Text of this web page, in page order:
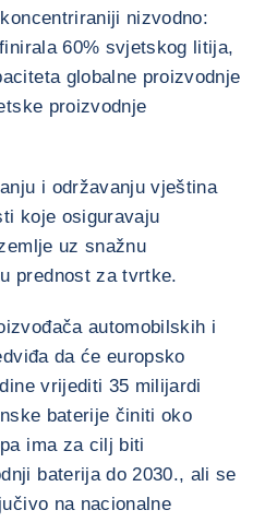
nizvodno:
60% svjetskog litija,
globalne proizvodnje
proizvodnje
i održavanju vještina
koje osiguravaju
uz snažnu
prednost za tvrtke.
automobilskih i
da će europsko
vrijediti 35 milijardi
baterije činiti oko
ima za cilj biti
baterija do 2030., ali se
na nacionalne